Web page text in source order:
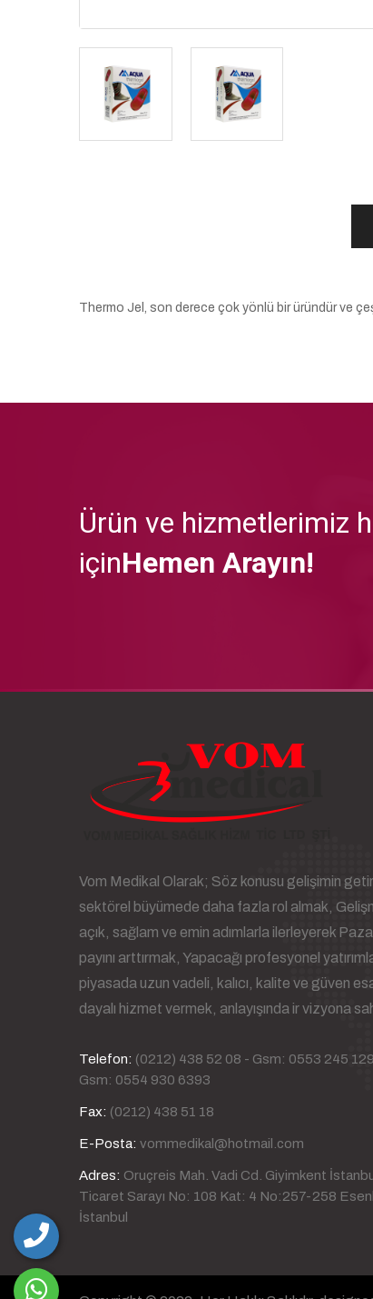
Thermo Jel, son derece çok yönlü bir üründür ve
Ürün ve hizmetlerimiz
içinHemen Arayın!
Vom Medikal Olarak; Söz konusu gelişimin
sektörel büyümede daha fazla rol almak,
açık, sağlam ve emin adımlarla ilerleyerek
payını arttırmak, Yapacağı profesyonel
piyasada uzun vadeli, kalıcı, kalite ve güven
dayalı hizmet vermek, anlayışında ir vizyona
Telefon: (0212) 438 52 08 - Gsm: 0553 245
Gsm: 0554 930 6393
Fax: (0212) 438 51 18
E-Posta: vommedikal@hotmail.com
Adres: Oruçreis Mah. Vadi Cd. Giyimkent
Ticaret Sarayı No: 108 Kat: 4 No:257-258
İstanbul